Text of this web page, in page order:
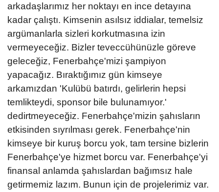
arkadaşlarımız her noktayı en ince detayına
kadar çalıştı. Kimsenin asılsız iddialar, temelsiz
argümanlarla sizleri korkutmasına izin
vermeyeceğiz. Bizler teveccühünüzle göreve
geleceğiz, Fenerbahçe'mizi şampiyon
yapacağız. Bıraktığımız gün kimseye
arkamızdan 'Kulübü batırdı, gelirlerin hepsi
temlikteydi, sponsor bile bulunamıyor.'
dedirtmeyeceğiz. Fenerbahçe'mizin şahısların
etkisinden sıyrılması gerek. Fenerbahçe'nin
kimseye bir kuruş borcu yok, tam tersine bizlerin
Fenerbahçe'ye hizmet borcu var. Fenerbahçe'yi
finansal anlamda şahıslardan bağımsız hale
getirmemiz lazım. Bunun için de projelerimiz var.